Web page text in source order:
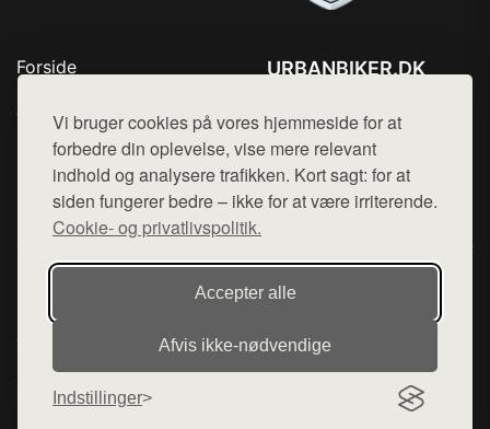
Vi bruger cookies på vores hjemmeside for at
forbedre din oplevelse, vise mere relevant
indhold og analysere trafikken. Kort sagt: for at
siden fungerer bedre – ikke for at være irriterende.
Cookie- og privatlivspolitik.
Accepter alle
Afvis ikke‑nødvendige
Indstillinger
Forside
Top Rabatter
Blog
Kontakt
URBANBIKER.DK
Mail: hej@want.dk
Cookie- og privatlivspolitik
Denne side er en del af want.dk, der udgiver en række
hjemmesider med præsentation af forskellige produkter fra
diverse webshops. Der sælges ikke varer fra denne side - vi
varerne på lager.